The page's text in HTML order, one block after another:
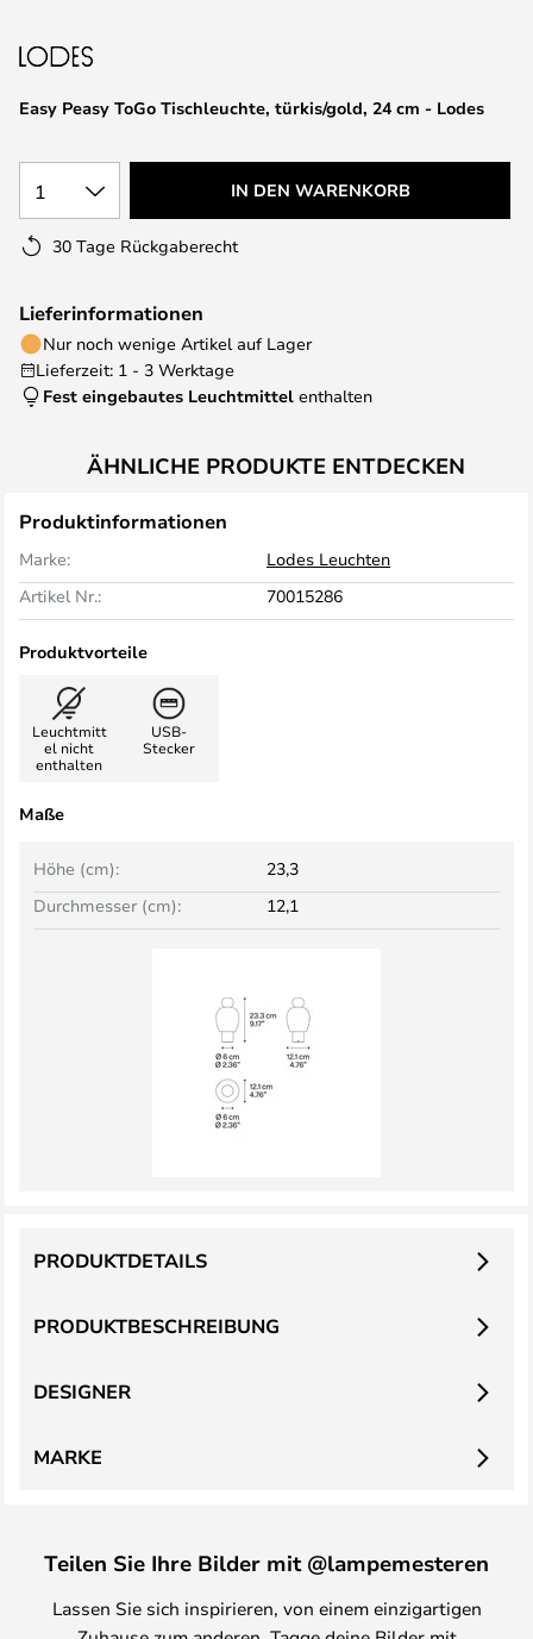
springen
Easy Peasy ToGo Tischleuchte, türkis/gold, 24 cm - Lodes
1 IN DEN WARENKORB
30 Tage Rückgaberecht
Lieferinformationen
Nur noch wenige Artikel auf Lager
Lieferzeit: 1 - 3 Werktage
Fest eingebautes Leuchtmittel enthalten
ÄHNLICHE PRODUKTE ENTDECKEN
Produktinformationen
Marke:
Lodes Leuchten
Artikel Nr.:
70015286
Produktvorteile
Leuchtmitt
el nicht
enthalten
USB-
Stecker
Maße
Höhe (cm):
23,3
Durchmesser (cm):
12,1
PRODUKTBESCHREIBUNG
PRODUKTDETAILS
DESIGNER
MARKE
Teilen Sie Ihre Bilder mit @lampemesteren
Lassen Sie sich inspirieren, von einem einzigartigen